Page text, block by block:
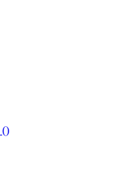
()